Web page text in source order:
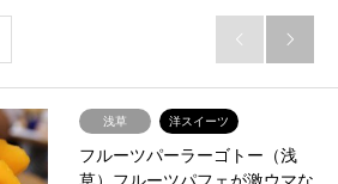
 
浅草 洋スイーツ
フルーツパーラーゴトー（浅